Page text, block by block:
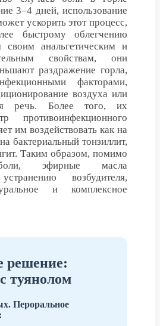
3–4 дней, использование
ускорить этот процесс,
быстрому облегчению
своим анальгетическим и
свойствам, они
раздражение горла,
факторами,
воздуха или
речь. Более того, их
противоинфекционного
им воздействовать как на
бактериальный тонзиллит,
Таким образом, помимо
эфирные масла
возбудителя,
и комплексное
решение:
туянолом
Пероральное